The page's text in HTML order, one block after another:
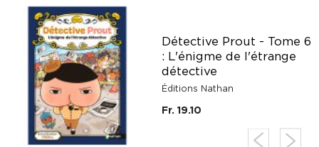
Détective Prout - Tome 6
: L'énigme de l'étrange
détective
Éditions Nathan
Fr. 19.10